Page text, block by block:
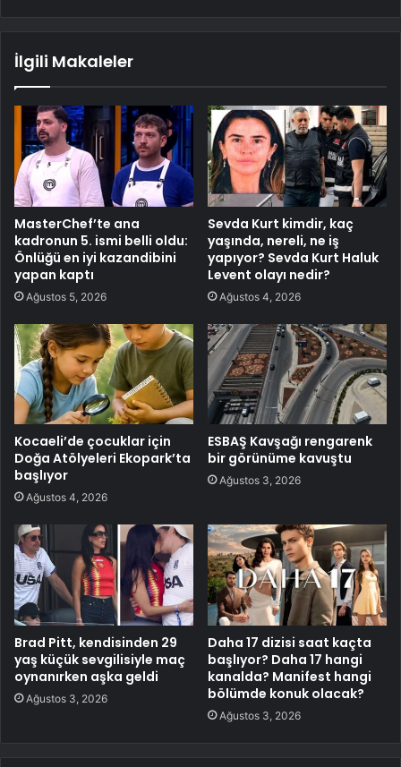
İlgili Makaleler
MasterChef’te ana
kadronun 5. ismi belli oldu:
Önlüğü en iyi kazandibini
yapan kaptı
Ağustos 5, 2026
Sevda Kurt kimdir, kaç
yaşında, nereli, ne iş
yapıyor? Sevda Kurt Haluk
Levent olayı nedir?
Ağustos 4, 2026
Kocaeli’de çocuklar için
Doğa Atölyeleri Ekopark’ta
başlıyor
Ağustos 4, 2026
ESBAŞ Kavşağı rengarenk
bir görünüme kavuştu
Ağustos 3, 2026
Brad Pitt, kendisinden 29
yaş küçük sevgilisiyle maç
oynanırken aşka geldi
Ağustos 3, 2026
Daha 17 dizisi saat kaçta
başlıyor? Daha 17 hangi
kanalda? Manifest hangi
bölümde konuk olacak?
Ağustos 3, 2026